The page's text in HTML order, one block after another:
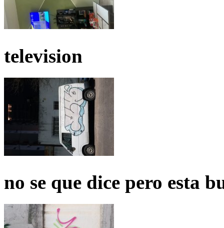
television
no se que dice pero esta